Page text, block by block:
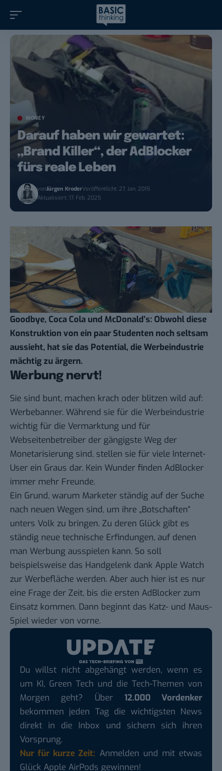
MONEY
Darauf haben wir gewartet:
„Brand Killer“, der AdBlocker
fürs reale Leben
vonJürgen KroderVeröffentlicht: 27. Jan. 2015
Aktualisiert: 17. Feb. 2025
Goodbye, Coca Cola und McDonald’s: Obwohl diese
Konstruktion von ein paar Studenten noch seltsam
aussieht, hat sie das Potential, die Werbeindustrie
mächtig zu ärgern.
Werbung nervt!
Sie sind bunt, machen krach oder blitzen wild auf:
Werbebanner. Während sie für die Werbeindustrie
wichtig für die Vermarktung und für
Webseitenbetreiber der gängigste Weg der
Monetarisierung sind, stellen sie für viele Internet-
User ein Graus dar. Kein Wunder finden AdBlocker
immer mehr Freunde.
Ein Grund, warum Marketer ständig auf der Suche
nach neuen Wegen sind, um ihre „Botschaften“
unters Volk zu bringen. Zu deren Glück gibt es
ständig neue technische Erfindungen, auf denen
man Werbung ausspielen kann. So soll
beispielsweise das Handgelenk dank Apple Watch
zur Werbefläche werden. Aber auch hier ist es nur
eine Frage der Zeit, bis die ersten AdBlocker zum
Einsatz kommen. Dann beginnt das Katz- und Maus-
Spiel wieder von vorne.
Du willst nicht abgehängt werden, wenn es
um KI, Green Tech und die Tech-Themen von
Morgen geht? Über 12.000 Vordenker
bekommen jeden Tag die wichtigsten News
direkt in die Inbox und sichern sich ihren
Vorsprung.
Nur für kurze Zeit: Anmelden und mit etwas
Glück Apple AirPods gewinnen!